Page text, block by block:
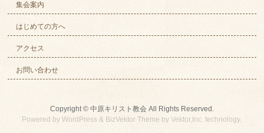
集会案内
はじめての方へ
アクセス
お問い合わせ
Copyright © 中原キリスト教会All Rights Reserved.
Powered byWordPress & BizVektor Theme byVektor,Inc. technology.